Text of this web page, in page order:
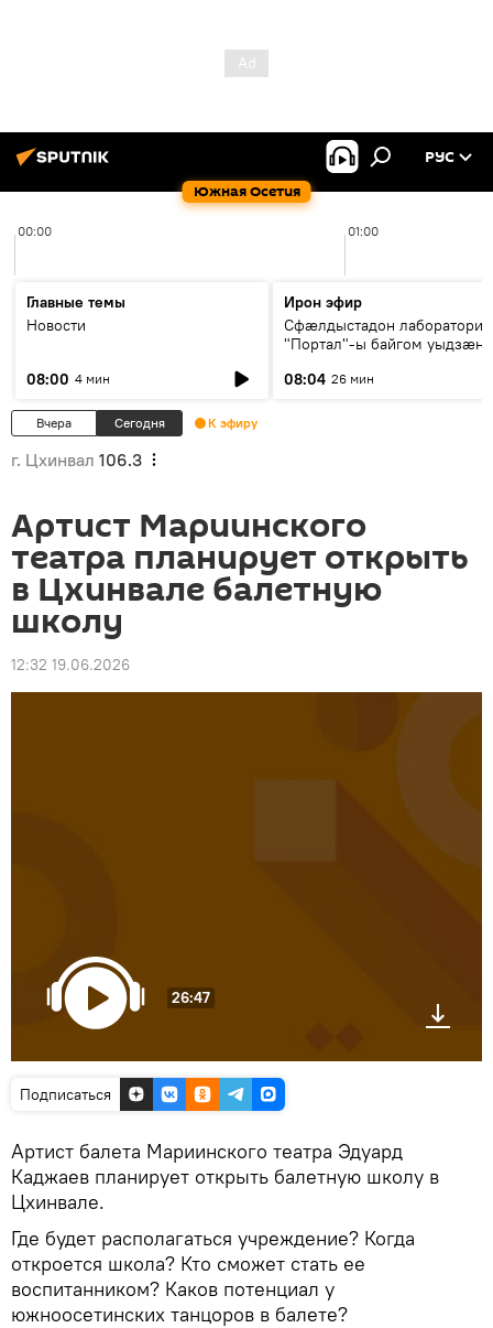
Южная Осетия
РУС
00:00 01:00
Главные темы
Новости
08:00 4 мин
Ирон эфир
Сфæлдыстадон лаборатори
"Портал"-ы байгом уыдзæн
Æхсары куыстыты равдыст
08:04 26 мин
Вчера Сегодня К эфиру
г. Цхинвал 106.3
Артист Мариинского
театра планирует открыть
в Цхинвале балетную
школу
12:32 19.06.2026
26:47
Подписаться
Артист балета Мариинского театра Эдуард
Каджаев планирует открыть балетную школу в
Цхинвале.
Где будет располагаться учреждение? Когда
откроется школа? Кто сможет стать ее
воспитанником? Каков потенциал у
южноосетинских танцоров в балете?